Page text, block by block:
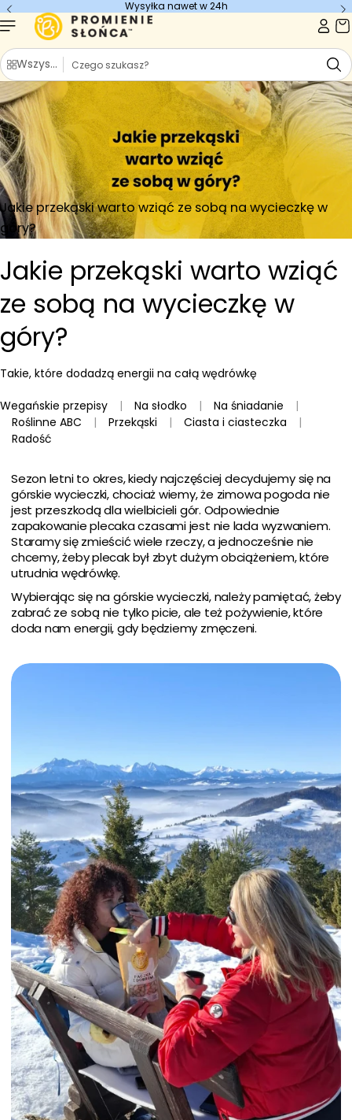
treści
Wysyłka nawet w 24h
Wszystkie kategorie
S
z
u
k
a
j
Jakie przekąski warto wziąć ze sobą na wycieczkę w
góry?
Jakie przekąski warto wziąć
ze sobą na wycieczkę w
góry?
Takie, które dodadzą energii na całą wędrówkę
Wegańskie przepisy | Na słodko | Na śniadanie
|
Roślinne ABC
| Przekąski | Ciasta i ciasteczka
|
Radość
Sezon letni to okres, kiedy najczęściej decydujemy się na
górskie wycieczki, chociaż wiemy, że zimowa pogoda nie
jest przeszkodą dla wielbicieli gór. Odpowiednie
zapakowanie plecaka czasami jest nie lada wyzwaniem.
Staramy się zmieścić wiele rzeczy, a jednocześnie nie
chcemy, żeby plecak był zbyt dużym obciążeniem, które
utrudnia wędrówkę.
Wybierając się na górskie wycieczki, należy pamiętać, żeby
zabrać ze sobą nie tylko picie, ale też pożywienie, które
doda nam energii, gdy będziemy zmęczeni.